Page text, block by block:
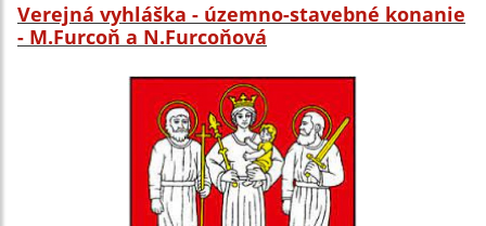
Verejná vyhláška - územno-stavebné konanie
- M.Furcoň a N.Furcoňová